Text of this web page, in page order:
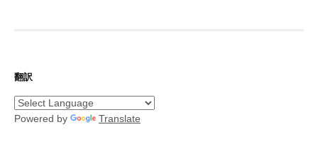
翻訳
Powered by Translate